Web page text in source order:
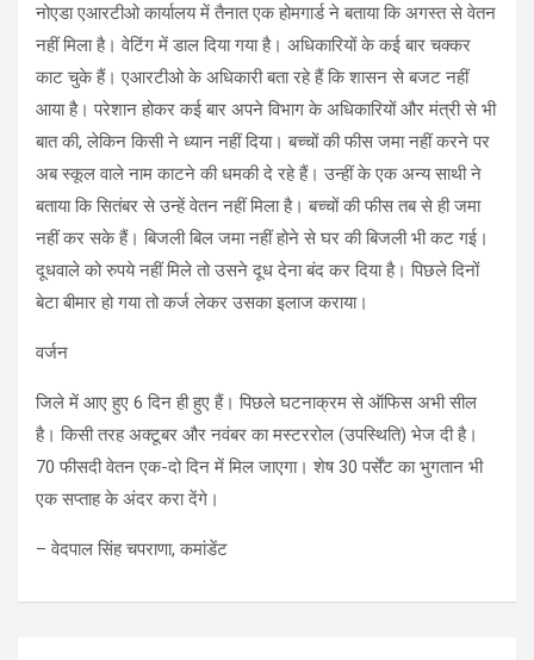
नोएडा एआरटीओ कार्यालय में तैनात एक होमगार्ड ने बताया कि अगस्त से वेतन
नहीं मिला है। वेटिंग में डाल दिया गया है। अधिकारियों के कई बार चक्कर
काट चुके हैं। एआरटीओ के अधिकारी बता रहे हैं कि शासन से बजट नहीं
आया है। परेशान होकर कई बार अपने विभाग के अधिकारियों और मंत्री से भी
बात की, लेकिन किसी ने ध्यान नहीं दिया। बच्चों की फीस जमा नहीं करने पर
अब स्कूल वाले नाम काटने की धमकी दे रहे हैं। उन्हीं के एक अन्य साथी ने
बताया कि सितंबर से उन्हें वेतन नहीं मिला है। बच्चों की फीस तब से ही जमा
नहीं कर सके हैं। बिजली बिल जमा नहीं होने से घर की बिजली भी कट गई।
दूधवाले को रुपये नहीं मिले तो उसने दूध देना बंद कर दिया है। पिछले दिनों
बेटा बीमार हो गया तो कर्ज लेकर उसका इलाज कराया।
वर्जन
जिले में आए हुए 6 दिन ही हुए हैं। पिछले घटनाक्रम से ऑफिस अभी सील
है। किसी तरह अक्टूबर और नवंबर का मस्टररोल (उपस्थिति) भेज दी है।
70 फीसदी वेतन एक-दो दिन में मिल जाएगा। शेष 30 पर्सेंट का भुगतान भी
एक सप्ताह के अंदर करा देंगे।
– वेदपाल सिंह चपराणा, कमांडेंट